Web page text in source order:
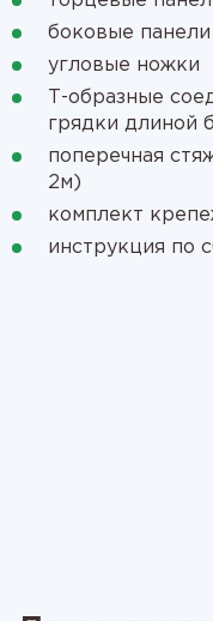
боковые панели
угловые ножки
Т-образные
грядки длиной
поперечная
2м)
комплект
инструкция по